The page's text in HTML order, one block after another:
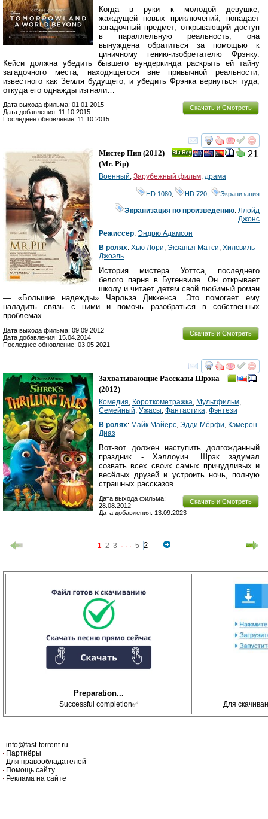
Когда в руки к молодой девушке,
жаждущей новых приключений, попадает
загадочный предмет, открывающий доступ
в параллельную реальность, она
вынуждена обратиться за помощью к
циничному гению-изобретателю Фрэнку.
Кейси должна убедить бывшего вундеркинда раскрыть ей тайну
загадочного места, находящегося вне привычной реальности,
известного как Земля будущего, и убедить Фрэнка вернуться туда,
откуда его однажды изгнали…
Скачать и Смотреть
Дата выхода фильма: 01.01.2015
Дата добавления: 11.10.2015
Последнее обновление: 11.10.2015
смотреть
21
Мистер Пип (2012)
(Mr. Pip)
Военный, Зарубежный фильм, драма
HD 1080 HD 720 Экранизация
Экранизация по произведению:Ллойд
Джонс
Режиссер: Эндрю Адамсон
В ролях: Хью Лори, Экзанья Матси, Хилсвиль
Джоэль
История мистера Уоттса, последнего
белого парня в Бугенвиле. Он открывает
школу и читает детям свой любимый роман
— «Большие надежды» Чарльза Диккенса. Это помогает ему
наладить связь с ними и помочь разобраться в собственных
проблемах.
Скачать и Смотреть
Дата выхода фильма: 09.09.2012
Дата добавления: 15.04.2014
Последнее обновление: 03.05.2021
смотреть
Захватывающие Рассказы Шрэка
(2012)
Комедия Короткометражка Мультфильм
Семейный Ужасы Фантастика Фэнтези
В ролях: Майк Майерс Эдди Мёрфи Кэмерон
Диаз
Вот-вот должен наступить долгожданный
праздник - Хэллоуин. Шрэк задумал
созвать всех своих самых причудливых и
весёлых друзей и устроить ночь, полную
страшных рассказов.
Скачать и Смотреть
Дата выхода фильма:
28.08.2012
Дата добавления: 13.09.2023
1 2 3 · · · 5
Preparation...
Successful completion✅ Для
info@fast-torrent.ru
Партнёры
Для правообладателей
Помощь сайту
Реклама на сайте